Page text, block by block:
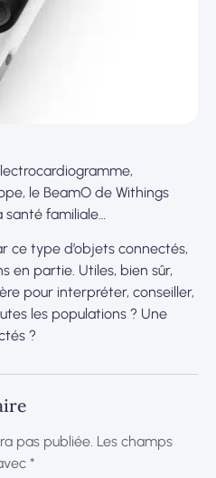
le BeamO de Withings
santé familiale…
ce type d’objets connectés,
en partie. Utiles, bien sûr,
pour interpréter, conseiller,
les populations ? Une
?
pas publiée. Les champs
*